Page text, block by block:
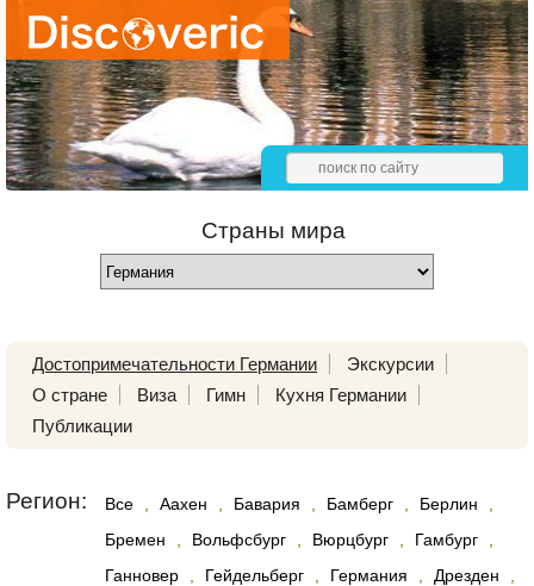
Страны мира
Достопримечательности Германии
Экскурсии
О стране
Виза Гимн
Кухня Германии
Публикации
Регион: Все Аахен Бавария Бамберг Берлин
Бремен
Вольфсбург Вюрцбург Гамбург
Ганновер
Гейдельберг Германия Дрезден